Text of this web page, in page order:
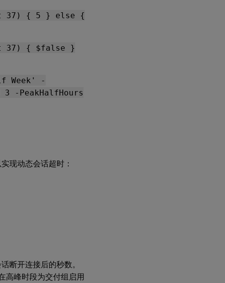
37) { 5 } else {
37) { $false }
Week' -
3 -PeakHalfHours
现动态会话超时：
断开连接后的秒数。
高峰时段为交付组启用